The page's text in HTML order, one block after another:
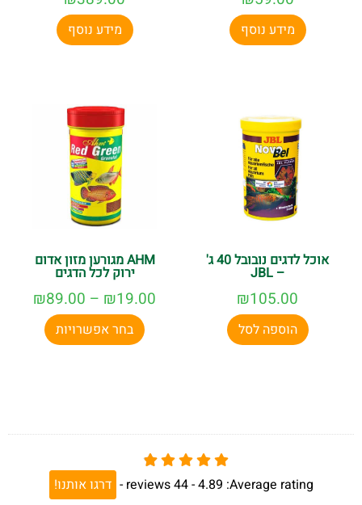
מידע נוסף מידע נוסף
אוכל לדגים נובובל 40 ג'
– JBL
₪105.00
הוספה לסל
AHM מגורען מזון אדום
ירוק לכל הדגים
₪19.00
–
₪89.00
בחר אפשרויות
Average rating:
4.89 -
44
reviews
- דרגו אותנו!